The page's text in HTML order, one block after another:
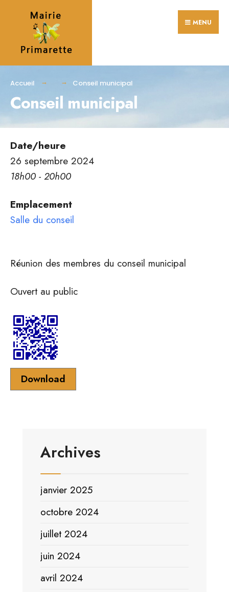
content
MENU
Accueil Conseil municipal
Conseil municipal
Date/heure
26 septembre 2024
18h00 - 20h00
Emplacement
Salle du conseil
Réunion des membres du conseil municipal
Ouvert au public
Download
Archives
janvier 2025
octobre 2024
juillet 2024
juin 2024
avril 2024
for: